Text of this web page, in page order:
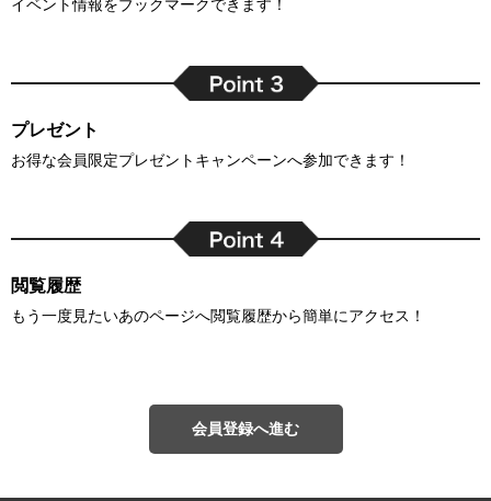
イベント情報をブックマークできます！
プレゼント
お得な会員限定プレゼントキャンペーンへ参加できます！
閲覧履歴
もう一度見たいあのページへ閲覧履歴から簡単にアクセス！
会員登録へ進む